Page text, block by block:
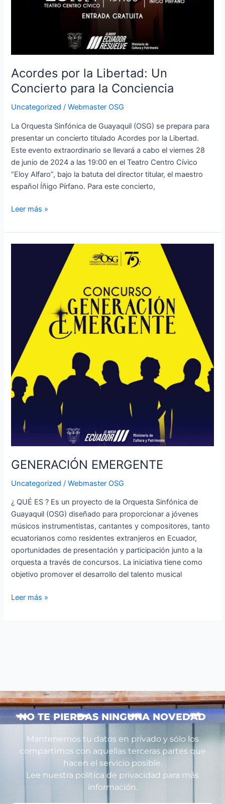
Acordes por la Libertad: Un
Concierto para la Conciencia
Uncategorized /Webmaster OSG
La Orquesta Sinfónica de Guayaquil (OSG) se prepara para
presentar un concierto titulado Acordes por la Libertad.
Este evento extraordinario se llevará a cabo el viernes 28
de junio de 2024 a las 19:00 en el Teatro Centro Cívico
“Eloy Alfaro”, bajo la batuta del director titular, el maestro
español Íñigo Pírfano. Para este concierto,
Leer más »
GENERACIÓN EMERGENTE
Uncategorized /Webmaster OSG
¿ QUÉ ES ? Es un proyecto de la Orquesta Sinfónica de
Guayaquil (OSG) diseñado para proporcionar a jóvenes
músicos instrumentistas, cantantes y compositores, tanto
ecuatorianos como residentes extranjeros en Ecuador,
oportunidades de presentación y participación junto a la
orquesta a través de concursos. La iniciativa tiene como
objetivo promover el desarrollo del talento musical
Leer más »
NO TE PIERDAS NINGUNA NOVEDAD
Mantenemos tu datos en privado y sólo los
compartimos con aquellas terceras partes que
hacen el servicio posible.
Lee nuestra política de privacidad para más
información.